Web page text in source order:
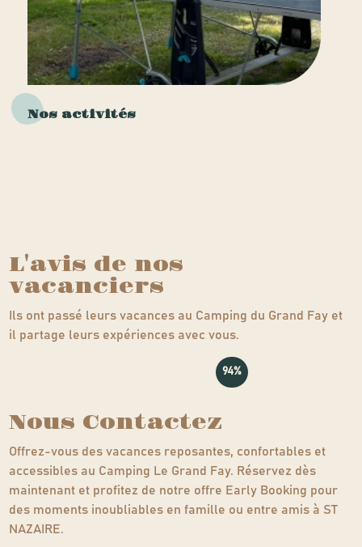
Nos activités
L'avis de nos
vacanciers
Ils ont passé leurs vacances au Camping du Grand Fay et
il partage leurs expériences avec vous.
94%
Nous Contactez
Offrez-vous des vacances reposantes, confortables et
accessibles au Camping Le Grand Fay. Réservez dès
maintenant et profitez de notre offre Early Booking pour
des moments inoubliables en famille ou entre amis à ST
NAZAIRE.